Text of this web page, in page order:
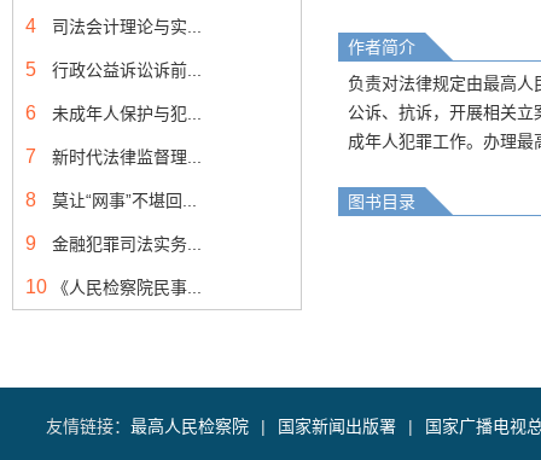
4 司法会计理论与实...
5 行政公益诉讼诉前...
6 未成年人保护与犯...
7 新时代法律监督理...
8 莫让“网事”不堪回...
9 金融犯罪司法实务...
10 《人民检察院民事...
作者简介
负责对法律规定由最高
公诉、抗诉，开展相关
成年人犯罪工作。办理
图书目录
友情链接： 最高人民检察院 | 国家新闻出版署 | 国家广播电视